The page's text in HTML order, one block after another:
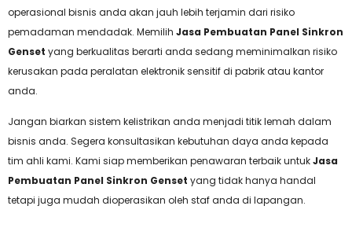
operasional bisnis anda akan jauh lebih terjamin dari risiko
pemadaman mendadak. Memilih Jasa Pembuatan Panel Sinkron
Genset yang berkualitas berarti anda sedang meminimalkan risiko
kerusakan pada peralatan elektronik sensitif di pabrik atau kantor
anda.
Jangan biarkan sistem kelistrikan anda menjadi titik lemah dalam
bisnis anda. Segera konsultasikan kebutuhan daya anda kepada
tim ahli kami. Kami siap memberikan penawaran terbaik untukJasa
Pembuatan Panel Sinkron Genset yang tidak hanya handal
tetapi juga mudah dioperasikan oleh staf anda di lapangan.